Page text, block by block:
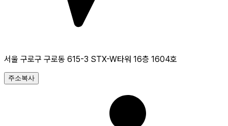
서울 구로구 구로동 615-3 STX-W타워 16층 1604호
주소복사